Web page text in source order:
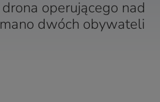
operującego nad
dwóch obywateli